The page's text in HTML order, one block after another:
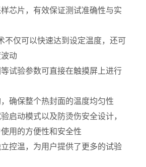
芯片，有效保证测试准确性与实
不仅可以快速达到设定温度，还可
动
试验参数可直接在触摸屏上进行
确保整个热封面的温度均匀性
启动模式以及防烫伤安全设计，
用的方便性和安全性
立控温，为用户提供了更多的试验